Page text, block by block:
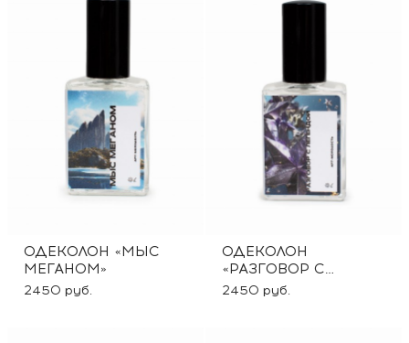
ОДЕКОЛОН «МЫС
МЕГАНОМ»
2450 руб.
ОДЕКОЛОН
«РАЗГОВОР С
ЛЕГЕНДОЙ»
2450 руб.